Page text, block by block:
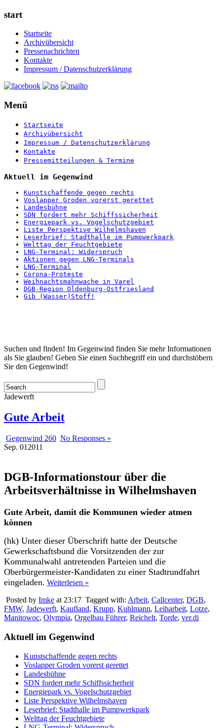
start
Startseite
Archivübersicht
Pressenachrichten
Kontakte
Impressum / Datenschutzerklärung
Menü
Startseite
Archivübersicht
Impressum / Datenschutzerklärung
Kontakte
Pressemitteilungen & Termine
Aktuell im Gegenwind
Kunstschaffende gegen rechts
Voslapper Groden vorerst gerettet
Landesbühne
SDN fordert mehr Schiffssicherheit
Energiepark vs. Vogelschutzgebiet
Liste Perspektive Wilhelmshaven
Leserbrief: Stadthalle im Pumpwerkpark
Welttag der Feuchtgebiete
LNG-Terminal: Widerspruch
Aktionen gegen LNG-Terminals
LNG-Terminal
Corona-Proteste
Weihnachtsmahnwache in Varel
DGB-Region Oldenburg-Ostfriesland
Gib (Wasser)Stoff!
Startseite
Suchen und finden! Im Gegenwind finden Sie mehr Informationen
als Sie glauben! Geben Sie einen Suchbegriff ein und durchstöbern
Sie den Gegenwind!
Jadewerft
Gute Arbeit
Gegenwind 260 No Responses »
Sep. 01 2011
DGB-Informationstour über die
Arbeitsverhältnisse in Wilhelmshaven
Gute Arbeit, damit die Kommunen wieder atmen
können
(hk) Unter dieser Überschrift hatte der Deutsche
Gewerkschaftsbund die Vorsitzenden der zur
Kommunalwahl antretenden Parteien und die
Oberbürgermeister-Kandidaten zu einer Stadtrundfahrt
eingeladen. Weiterlesen »
Posted by Imke at 23:17 Tagged with: Arbeit, Callcenter, DGB,
FMW, Jadewerft, Kaufland, Krupp, Kuhlmann, Leiharbeit, Lotze,
Manitowoc, Olympia, Orgelbau Führer, Reichelt, Torde, ver.di
Aktuell im Gegenwind
Kunstschaffende gegen rechts
Voslapper Groden vorerst gerettet
Landesbühne
SDN fordert mehr Schiffssicherheit
Energiepark vs. Vogelschutzgebiet
Liste Perspektive Wilhelmshaven
Leserbrief: Stadthalle im Pumpwerkpark
Welttag der Feuchtgebiete